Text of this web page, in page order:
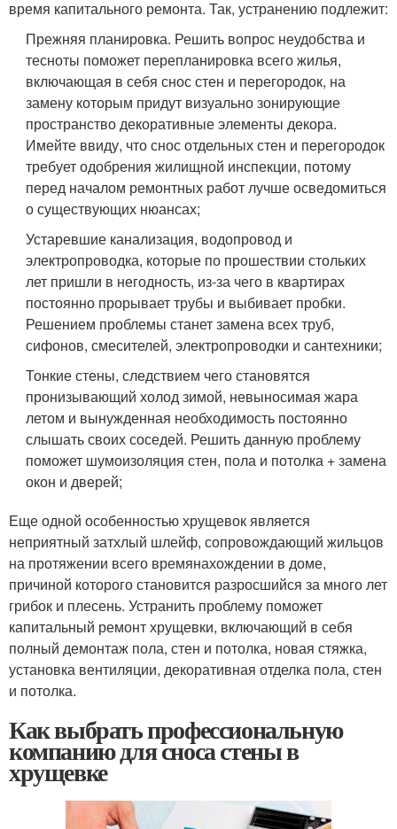
время капитального ремонта. Так, устранению подлежит:
Прежняя планировка. Решить вопрос неудобства и
тесноты поможет перепланировка всего жилья,
включающая в себя снос стен и перегородок, на
замену которым придут визуально зонирующие
пространство декоративные элементы декора.
Имейте ввиду, что снос отдельных стен и перегородок
требует одобрения жилищной инспекции, потому
перед началом ремонтных работ лучше осведомиться
о существующих нюансах;
Устаревшие канализация, водопровод и
электропроводка, которые по прошествии стольких
лет пришли в негодность, из-за чего в квартирах
постоянно прорывает трубы и выбивает пробки.
Решением проблемы станет замена всех труб,
сифонов, смесителей, электропроводки и сантехники;
Тонкие стены, следствием чего становятся
пронизывающий холод зимой, невыносимая жара
летом и вынужденная необходимость постоянно
слышать своих соседей. Решить данную проблему
поможет шумоизоляция стен, пола и потолка + замена
окон и дверей;
Еще одной особенностью хрущевок является
неприятный затхлый шлейф, сопровождающий жильцов
на протяжении всего времянахождении в доме,
причиной которого становится разросшийся за много лет
грибок и плесень. Устранить проблему поможет
капитальный ремонт хрущевки, включающий в себя
полный демонтаж пола, стен и потолка, новая стяжка,
установка вентиляции, декоративная отделка пола, стен
и потолка.
Как выбрать профессиональную
компанию для сноса стены в
хрущевке